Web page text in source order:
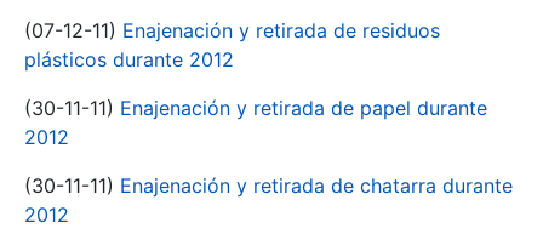
(07-12-11) Enajenación y retirada de residuos
plásticos durante 2012
(30-11-11) Enajenación y retirada de papel durante
2012
(30-11-11) Enajenación y retirada de chatarra durante
2012